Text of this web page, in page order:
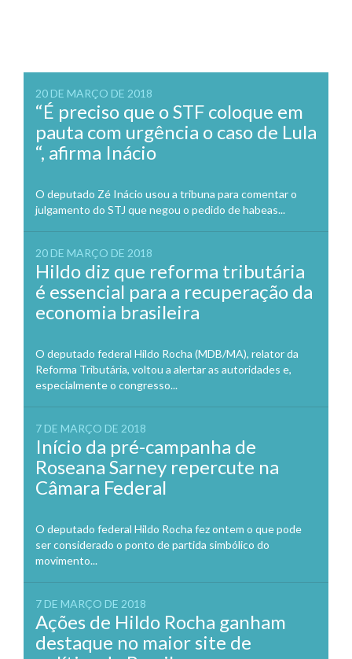
20 DE MARÇO DE 2018
“É preciso que o STF coloque em
pauta com urgência o caso de Lula
“, afirma Inácio
O deputado Zé Inácio usou a tribuna para comentar o
julgamento do STJ que negou o pedido de habeas...
20 DE MARÇO DE 2018
Hildo diz que reforma tributária
é essencial para a recuperação da
economia brasileira
O deputado federal Hildo Rocha (MDB/MA), relator da
Reforma Tributária, voltou a alertar as autoridades e,
especialmente o congresso...
7 DE MARÇO DE 2018
Início da pré-campanha de
Roseana Sarney repercute na
Câmara Federal
O deputado federal Hildo Rocha fez ontem o que pode
ser considerado o ponto de partida simbólico do
movimento...
7 DE MARÇO DE 2018
Ações de Hildo Rocha ganham
destaque no maior site de